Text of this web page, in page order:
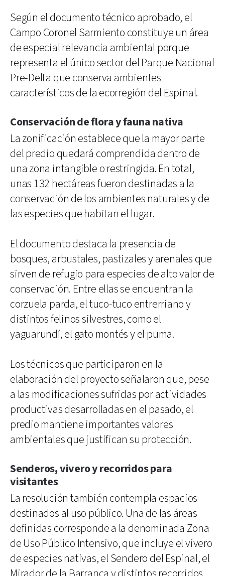
Según el documento técnico aprobado, el
Campo Coronel Sarmiento constituye un área
de especial relevancia ambiental porque
representa el único sector del Parque Nacional
Pre-Delta que conserva ambientes
característicos de la ecorregión del Espinal.
Conservación de flora y fauna nativa
La zonificación establece que la mayor parte
del predio quedará comprendida dentro de
una zona intangible o restringida. En total,
unas 132 hectáreas fueron destinadas a la
conservación de los ambientes naturales y de
las especies que habitan el lugar.
El documento destaca la presencia de
bosques, arbustales, pastizales y arenales que
sirven de refugio para especies de alto valor de
conservación. Entre ellas se encuentran la
corzuela parda, el tuco-tuco entrerriano y
distintos felinos silvestres, como el
yaguarundí, el gato montés y el puma.
Los técnicos que participaron en la
elaboración del proyecto señalaron que, pese
a las modificaciones sufridas por actividades
productivas desarrolladas en el pasado, el
predio mantiene importantes valores
ambientales que justifican su protección.
Senderos, vivero y recorridos para
visitantes
La resolución también contempla espacios
destinados al uso público. Una de las áreas
definidas corresponde a la denominada Zona
de Uso Público Intensivo, que incluye el vivero
de especies nativas, el Sendero del Espinal, el